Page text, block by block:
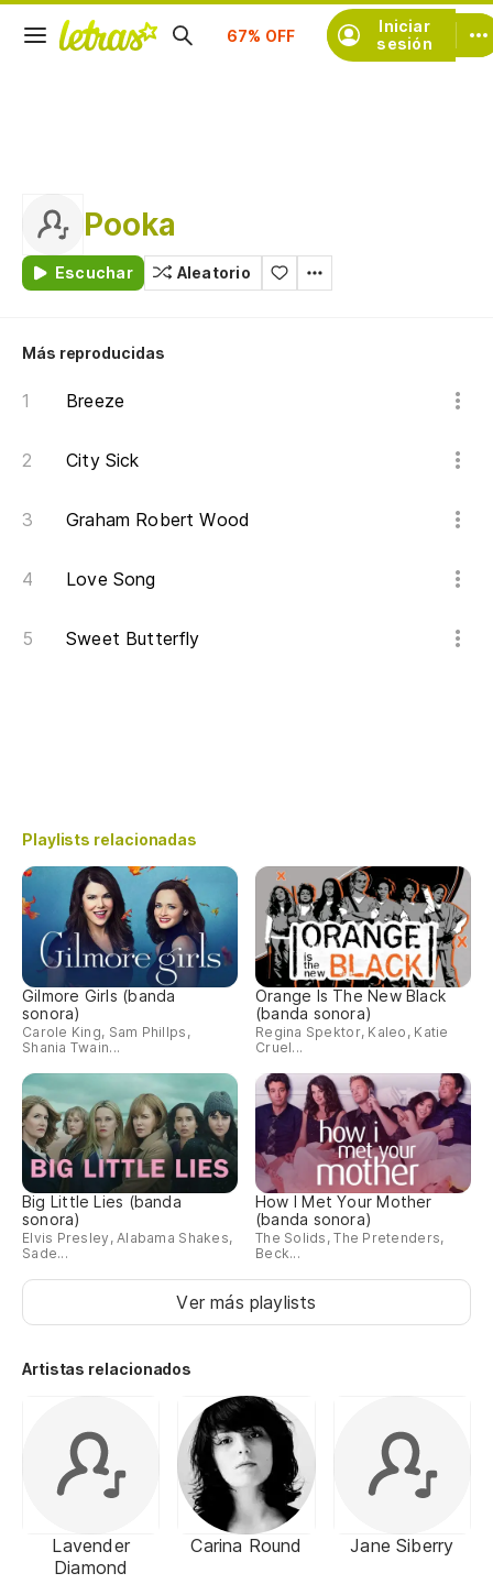
Iniciar
sesión
Suscríbete
Pooka
Escuchar Aleatorio
Más reproducidas
Breeze
City Sick
Graham Robert Wood
Love Song
Sweet Butterfly
Playlists relacionadas
Gilmore Girls (banda
sonora)
Carole King, Sam Phillps,
Shania Twain...
Orange Is The New Black
(banda sonora)
Regina Spektor, Kaleo, Katie
Cruel...
Big Little Lies (banda
sonora)
Elvis Presley, Alabama Shakes,
Sade...
How I Met Your Mother
(banda sonora)
The Solids, The Pretenders,
Beck...
Ver más playlists
Artistas relacionados
Lavender
Diamond
Carina Round Jane Siberry